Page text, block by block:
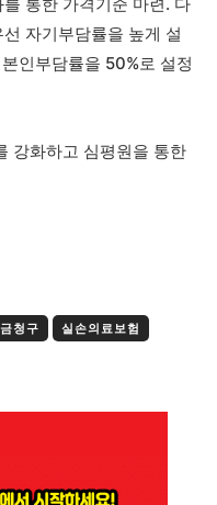
자기부담률을 높게 설
인부담률을 50%로 설정
강화하고 심평원을 통한
청구 실손의료보험